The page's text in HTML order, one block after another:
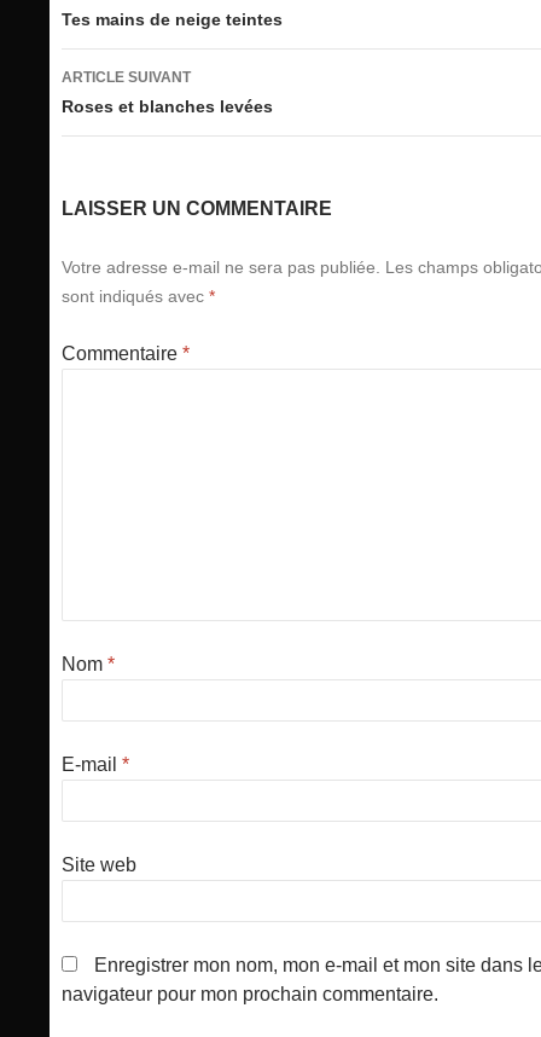
des
articles
Tes mains de neige teintes
ARTICLE SUIVANT
Roses et blanches levées
LAISSER UN COMMENTAIRE
Votre adresse e-mail ne sera pas publiée.
Les champs
sont indiqués avec *
Commentaire *
Nom *
E-mail *
Site web
Enregistrer mon nom, mon e-mail et mon site dans
navigateur pour mon prochain commentaire.